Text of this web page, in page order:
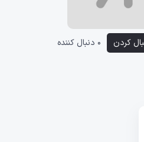
کردن 0 دنبال کننده